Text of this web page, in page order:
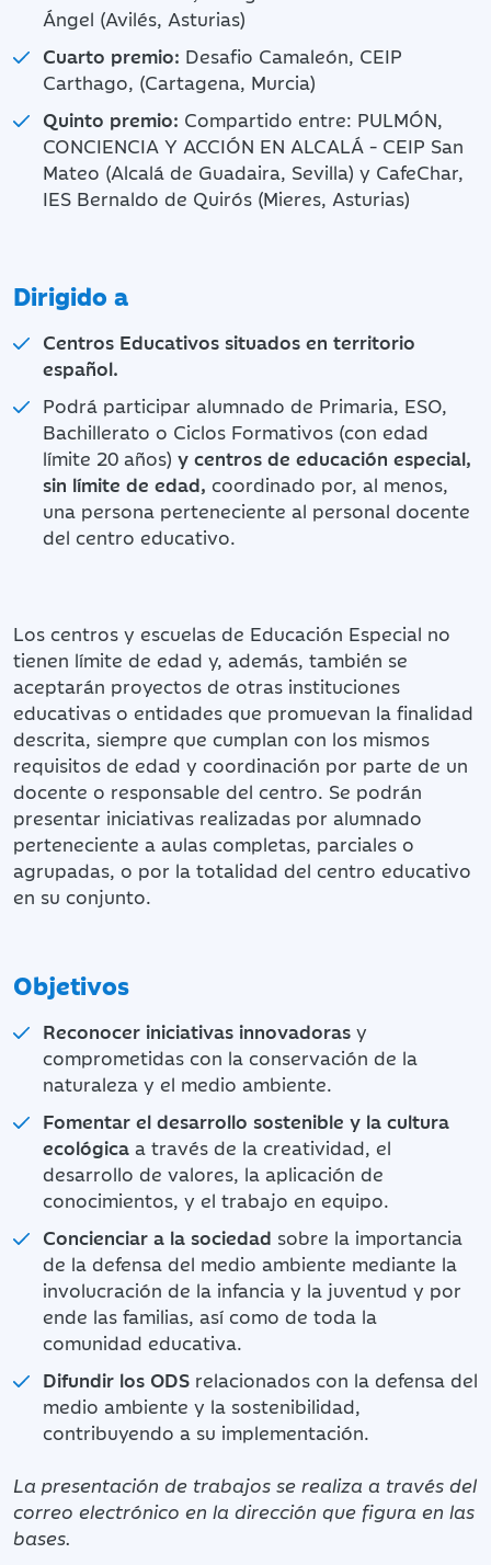
Ángel (Avilés, Asturias)
Cuarto premio: Desafio Camaleón, CEIP
Carthago, (Cartagena, Murcia)
Quinto premio: Compartido entre: PULMÓN,
CONCIENCIA Y ACCIÓN EN ALCALÁ - CEIP San
Mateo (Alcalá de Guadaira, Sevilla) y CafeChar,
IES Bernaldo de Quirós (Mieres, Asturias)
Dirigido a
Centros Educativos situados en territorio
español.
Podrá participar alumnado de Primaria, ESO,
Bachillerato o Ciclos Formativos (con edad
límite 20 años) y centros de educación especial,
sin límite de edad, coordinado por, al menos,
una persona perteneciente al personal docente
del centro educativo.
Los centros y escuelas de Educación Especial no
tienen límite de edad y, además, también se
aceptarán proyectos de otras instituciones
educativas o entidades que promuevan la finalidad
descrita, siempre que cumplan con los mismos
requisitos de edad y coordinación por parte de un
docente o responsable del centro. Se podrán
presentar iniciativas realizadas por alumnado
perteneciente a aulas completas, parciales o
agrupadas, o por la totalidad del centro educativo
en su conjunto.
Objetivos
Reconocer iniciativas innovadoras y
comprometidas con la conservación de la
naturaleza y el medio ambiente.
Fomentar el desarrollo sostenible y la cultura
ecológica a través de la creatividad, el
desarrollo de valores, la aplicación de
conocimientos, y el trabajo en equipo.
Concienciar a la sociedad sobre la importancia
de la defensa del medio ambiente mediante la
involucración de la infancia y la juventud y por
ende las familias, así como de toda la
comunidad educativa.
Difundir los ODS relacionados con la defensa del
medio ambiente y la sostenibilidad,
contribuyendo a su implementación.
La presentación de trabajos se realiza a través del
correo electrónico en la dirección que figura en las
bases.